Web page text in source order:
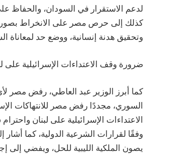
لدعم الاستقرار في السودان، والحفاظ
كذلك إلى حرص مصر على الانخراط بصورة
وتحقيق هدنة إنسانية، ووضع حد لمعاناة
ضرورة وقف الاعتداءات الإسرائيلية على
كما أبرز الوزير عبد العاطي، رفض مصر
السوري، مجددًا رفض مصر للانتهاكات
الاعتداءات الإسرائيلية على لبنان
وفقًا لقرارات الشرعية الدولية، كما
يصون الملكية الليبية للحل، ويفضي إلى